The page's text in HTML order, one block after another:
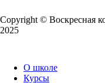
Copy­right © Воскресная
2025
О школе
Курсы